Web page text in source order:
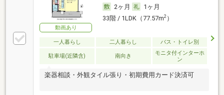
動画あり
2ヶ月
1ヶ月
33階 / 1LDK（77.57m2）
一人暮らし 二人暮らし バス・トイレ別
駐車場(近隣含) 南向き
モニタ付インターホ
ン
楽器相談・外観タイル張り・初期費用カード決済可